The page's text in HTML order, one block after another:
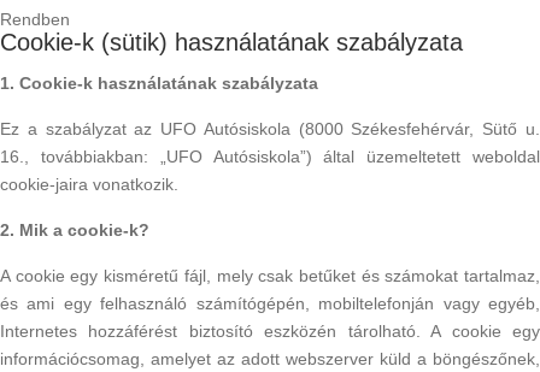
Rendben
Cookie-k (sütik) használatának szabályzata
1. Cookie-k használatának szabályzata
Ez a szabályzat az UFO Autósiskola (8000 Székesfehérvár, Sütő u.
16., továbbiakban: „UFO Autósiskola”) által üzemeltetett weboldal
cookie-jaira vonatkozik.
2. Mik a cookie-k?
A cookie egy kisméretű fájl, mely csak betűket és számokat tartalmaz,
és ami egy felhasználó számítógépén, mobiltelefonján vagy egyéb,
Internetes hozzáférést biztosító eszközén tárolható. A cookie egy
információcsomag, amelyet az adott webszerver küld a böngészőnek,